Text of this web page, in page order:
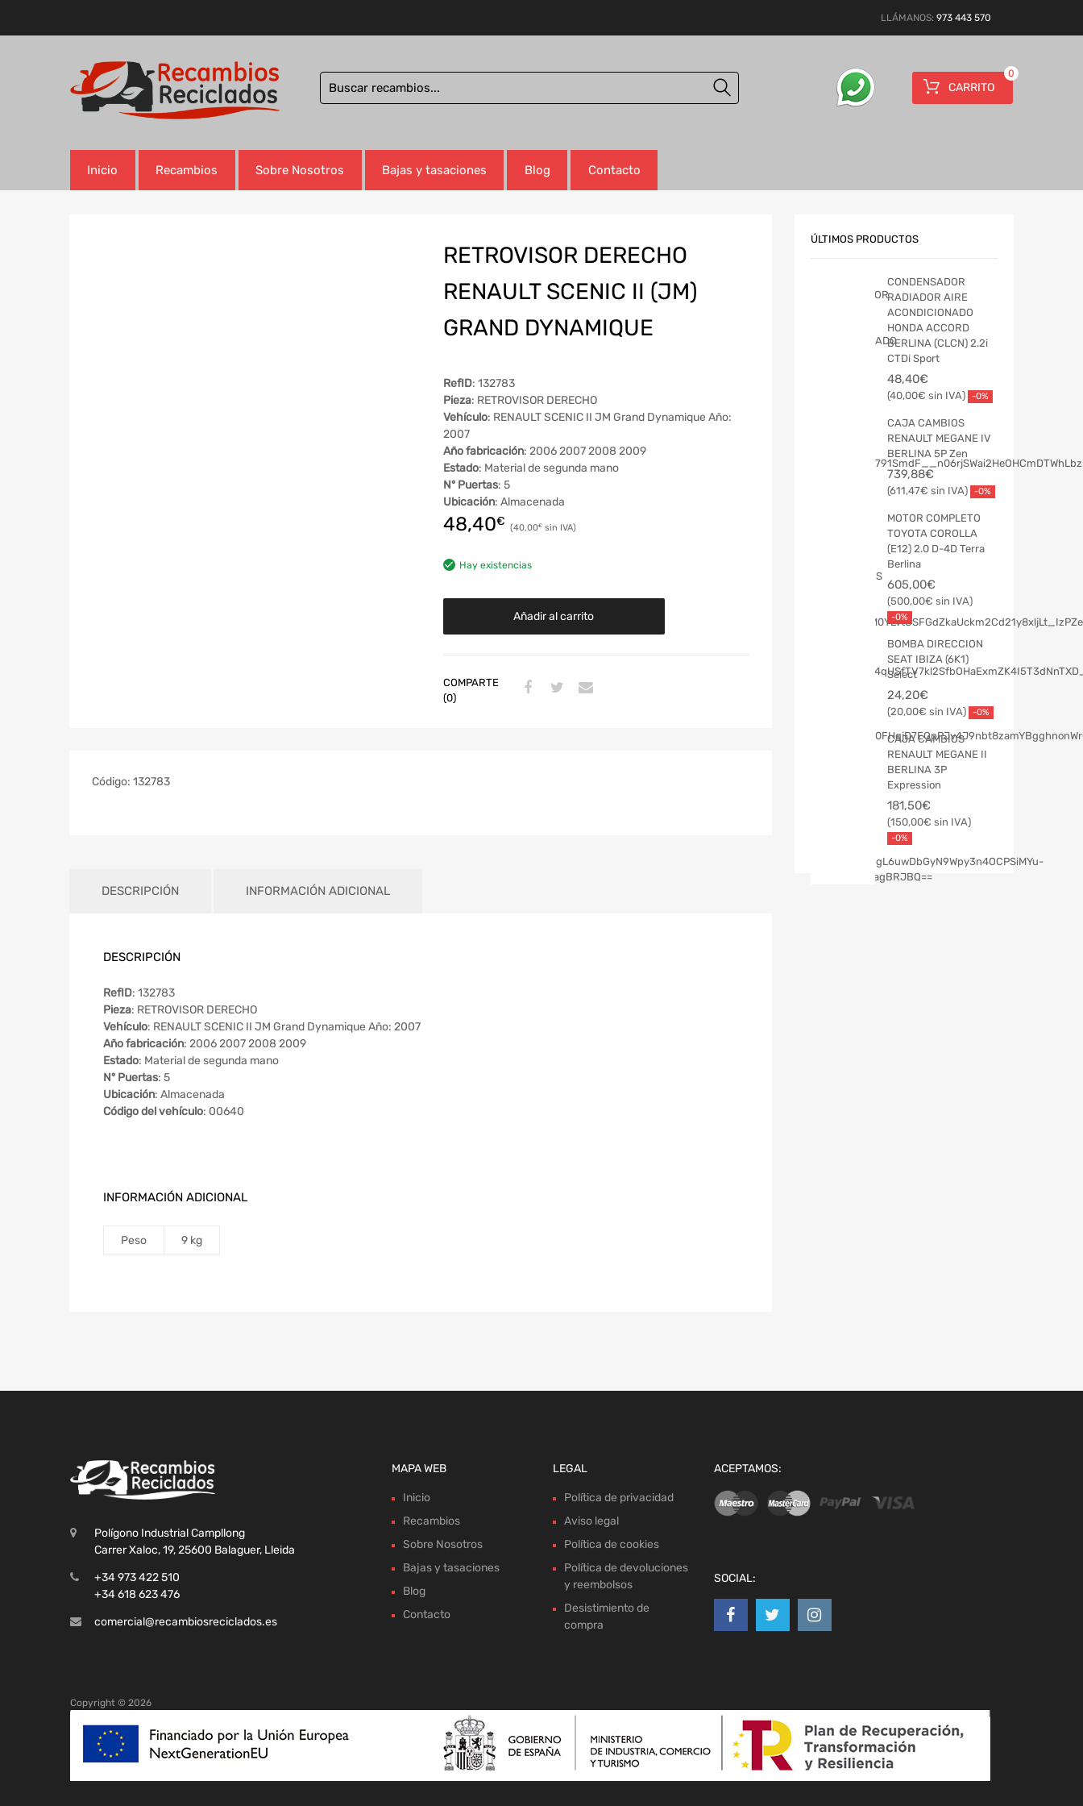
LLÁMANOS: 973 443 570
CARRITO
0
Inicio Recambios Sobre Nosotros Bajas y tasaciones Blog Contacto
RETROVISOR DERECHO
RENAULT SCENIC II (JM)
GRAND DYNAMIQUE
RefID: 132783
Pieza: RETROVISOR DERECHO
Vehículo: RENAULT SCENIC II JM Grand Dynamique Año:
2007
Año fabricación: 2006 2007 2008 2009
Estado: Material de segunda mano
Nº Puertas: 5
Ubicación: Almacenada
48,40€ 40,00€
Hay existencias
Añadir al carrito
COMPARTE
(0)
Código: 132783
DESCRIPCIÓN INFORMACIÓN ADICIONAL
DESCRIPCIÓN
RefID: 132783
Pieza: RETROVISOR DERECHO
Vehículo: RENAULT SCENIC II JM Grand Dynamique Año: 2007
Año fabricación: 2006 2007 2008 2009
Estado: Material de segunda mano
Nº Puertas: 5
Ubicación: Almacenada
Código del vehículo: 00640
INFORMACIÓN ADICIONAL
Peso 9 kg
ÚLTIMOS PRODUCTOS
CONDENSADOR
RADIADOR AIRE
ACONDICIONADO
HONDA ACCORD
BERLINA (CLCN) 2.2i
CTDi Sport
48,40€
40,00€ -0%
CAJA CAMBIOS
RENAULT MEGANE IV
BERLINA 5P Zen
739,88€
611,47€ -0%
MOTOR COMPLETO
TOYOTA COROLLA
(E12) 2.0 D-4D Terra
Berlina
605,00€
500,00€
-0%
BOMBA DIRECCION
SEAT IBIZA (6K1)
Select
24,20€
20,00€ -0%
CAJA CAMBIOS
RENAULT MEGANE II
BERLINA 3P
Expression
181,50€
150,00€
-0%
Polígono Industrial Campllong
Carrer Xaloc, 19, 25600 Balaguer, Lleida
+34 973 422 510
+34 618 623 476
comercial@recambiosreciclados.es
MAPA WEB
Inicio
Recambios
Sobre Nosotros
Bajas y tasaciones
Blog
Contacto
LEGAL
Política de privacidad
Aviso legal
Política de cookies
Política de devoluciones
y reembolsos
Desistimiento de
compra
ACEPTAMOS:
SOCIAL:
Copyright © 2026